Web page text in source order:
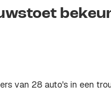
van 28 auto's in een